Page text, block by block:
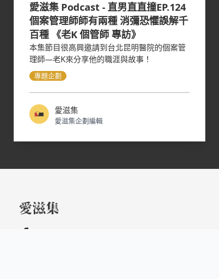
愛滋集 Podcast - 直男直直撞EP.124
個案管理師師有兩種 消彌恐懼誤解千
百種 《老K 個管師 專訪》
本集節目很高興邀請到台北昆明醫院的個案管
理師—老K來分享他的職涯與故事！
專題企劃
愛滋集
愛滋集企劃編輯